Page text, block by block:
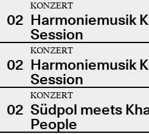
02
KONZERT
Harmoniemusik
Session
02
KONZERT
Harmoniemusik
Session
02
KONZERT
Südpol meets
People